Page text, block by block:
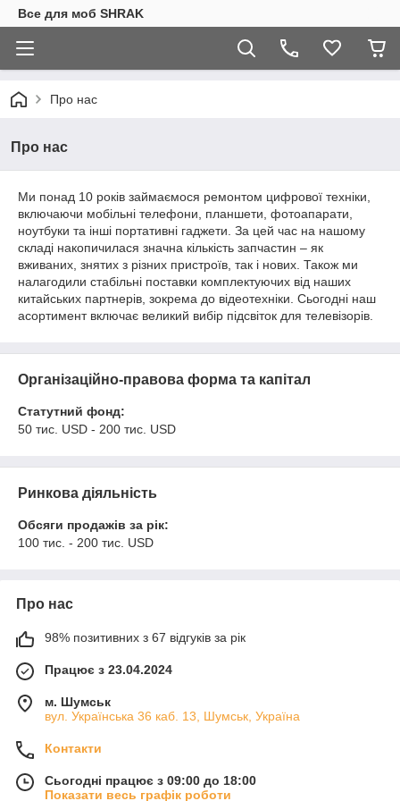
Все для моб SHRAK
Про нас
Про нас
Ми понад 10 років займаємося ремонтом цифрової техніки,
включаючи мобільні телефони, планшети, фотоапарати,
ноутбуки та інші портативні гаджети. За цей час на нашому
складі накопичилася значна кількість запчастин – як
вживаних, знятих з різних пристроїв, так і нових. Також ми
налагодили стабільні поставки комплектуючих від наших
китайських партнерів, зокрема до відеотехніки. Сьогодні наш
асортимент включає великий вибір підсвіток для телевізорів.
Організаційно-правова форма та капітал
Статутний фонд:
50 тис. USD - 200 тис. USD
Ринкова діяльність
Обсяги продажів за рік:
100 тис. - 200 тис. USD
Про нас
98% позитивних з 67 відгуків за рік
Працює з 23.04.2024
м. Шумськ
вул. Українська 36 каб. 13, Шумськ, Україна
Контакти
Сьогодні працює з 09:00 до 18:00
Показати весь графік роботи